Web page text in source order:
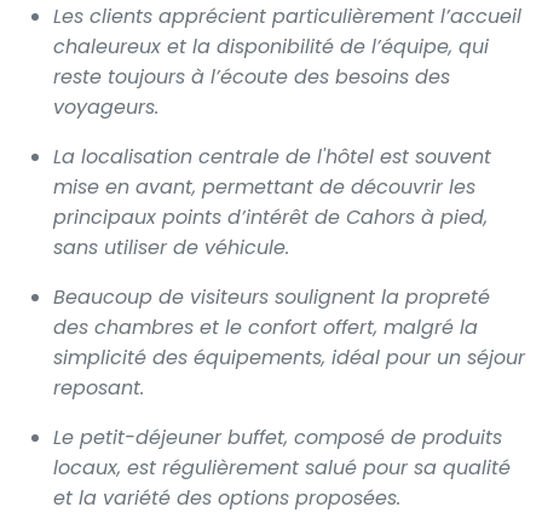
Les clients apprécient particulièrement l’accueil
chaleureux et la disponibilité de l’équipe, qui
reste toujours à l’écoute des besoins des
voyageurs.
La localisation centrale de l'hôtel est souvent
mise en avant, permettant de découvrir les
principaux points d’intérêt de Cahors à pied,
sans utiliser de véhicule.
Beaucoup de visiteurs soulignent la propreté
des chambres et le confort offert, malgré la
simplicité des équipements, idéal pour un séjour
reposant.
Le petit-déjeuner buffet, composé de produits
locaux, est régulièrement salué pour sa qualité
et la variété des options proposées.